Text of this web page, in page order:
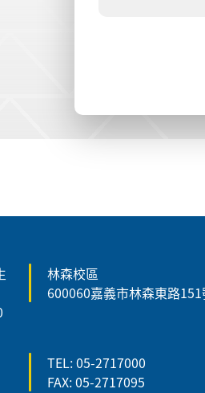
林森校區
600060嘉義市林森東路
TEL: 05-2717000
FAX: 05-2717095